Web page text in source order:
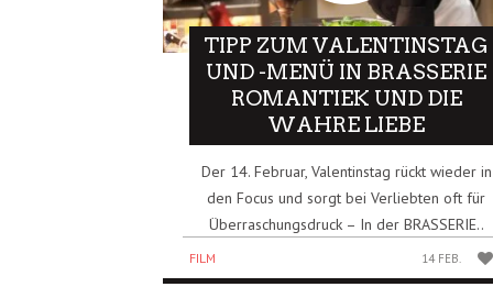
TIPP ZUM VALENTINSTAG
UND -MENÜ IN BRASSERIE
ROMANTIEK UND DIE
WAHRE LIEBE
Der 14. Februar, Valentinstag rückt wieder in
den Focus und sorgt bei Verliebten oft für
Überraschungsdruck – In der BRASSERIE..
FILM 14 FEB.